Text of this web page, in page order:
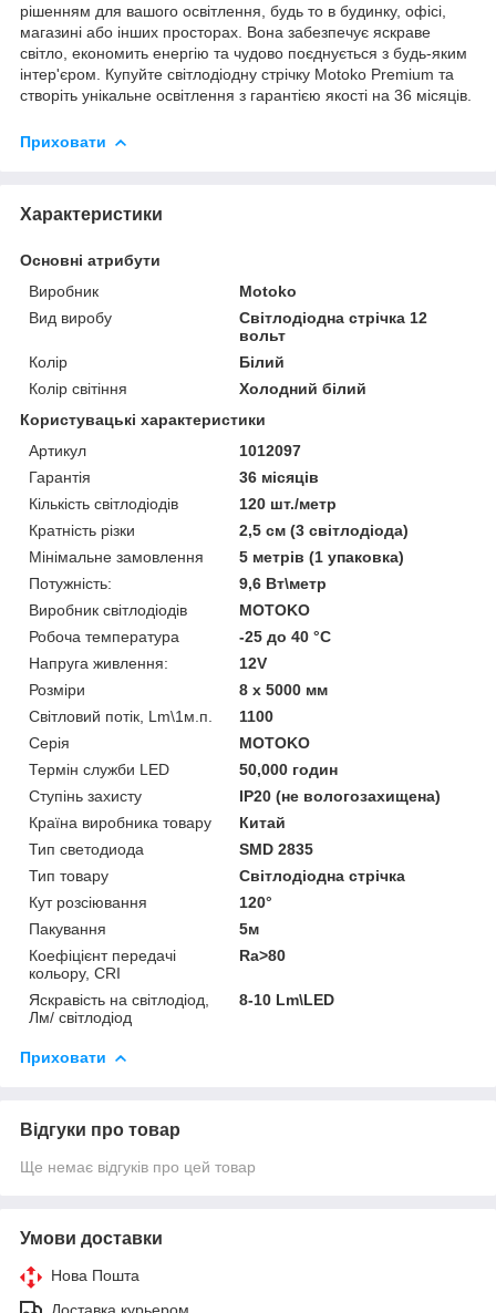
рішенням для вашого освітлення, будь то в будинку, офісі,
магазині або інших просторах. Вона забезпечує яскраве
світло, економить енергію та чудово поєднується з будь-яким
інтер'єром. Купуйте світлодіодну стрічку Motoko Premium та
створіть унікальне освітлення з гарантією якості на 36 місяців.
Приховати
Характеристики
Основні атрибути
Виробник
Motoko
Вид виробу
Світлодіодна стрічка 12
вольт
Колір
Білий
Колір світіння
Холодний білий
Користувацькі характеристики
Артикул
1012097
Гарантія
36 місяців
Кількість світлодіодів
120 шт./метр
Кратність різки
2,5 см (3 світлодіода)
Мінімальне замовлення
5 метрів (1 упаковка)
Потужність:
9,6 Вт\метр
Виробник світлодіодів
MOTOKO
Робоча температура
-25 до 40 °C
Напруга живлення:
12V
Розміри
8 х 5000 мм
Світловий потік, Lm\1м.п.
1100
Серія
MOTOKO
Термін служби LED
50,000 годин
Ступінь захисту
IP20 (не вологозахищена)
Країна виробника товару
Китай
Тип светодиода
SMD 2835
Тип товару
Світлодіодна стрічка
Кут розсіювання
120°
Пакування
5м
Коефіцієнт передачі
кольору, CRI
Ra>80
Яскравість на світлодіод,
Лм/ світлодіод
8-10 Lm\LED
Приховати
Відгуки про товар
Ще немає відгуків про цей товар
Умови доставки
Нова Пошта
Доставка курьером